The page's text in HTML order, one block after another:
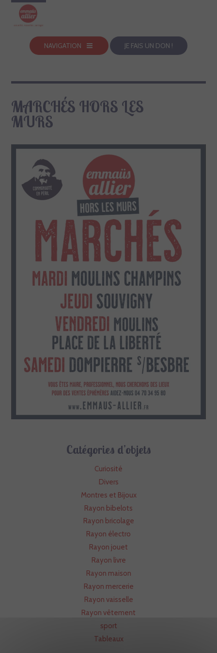
NAVIGATION JE FAIS UN DON !
MARCHÉS HORS LES
MURS
Catégories d’objets
Curiosité
Divers
Montres et Bijoux
Rayon bibelots
Rayon bricolage
Rayon électro
Rayon jouet
Rayon livre
Rayon maison
Rayon mercerie
Rayon vaisselle
Rayon vêtement
sport
Tableaux